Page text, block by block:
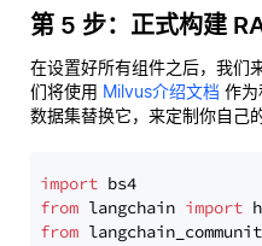
第 5 步：正式构建
在设置好所有组件之后，我们
们将使用 Milvus介绍文档 作为
数据集替换它，来定制你自己
import
from langchain import
from